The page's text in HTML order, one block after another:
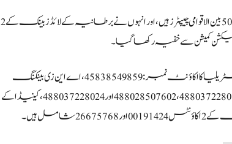
اکبر ایس بابر کا کہنا تھا کہ پی ٹی ائی کے بینک اکاؤنٹس کے ساتھ 50 بین الاقوامی چیپٹرز ہیں، اور انہوں نے برطانیہ کے لائڈز بینک کے 2
ان کا کہنا تھا کہ پی ٹی آئی کے انٹرنیشنل بینک اکاؤنٹس میں آسٹریلیا کا اکاؤنٹ نمبر: 45838549859، اے این زی بینکنگ
گروپ لمیٹڈ یو ایس اے بینک آف امریکا کے اکاؤنٹس: 488037228011، 488028507602 اور 488037228024، کینیڈا کے